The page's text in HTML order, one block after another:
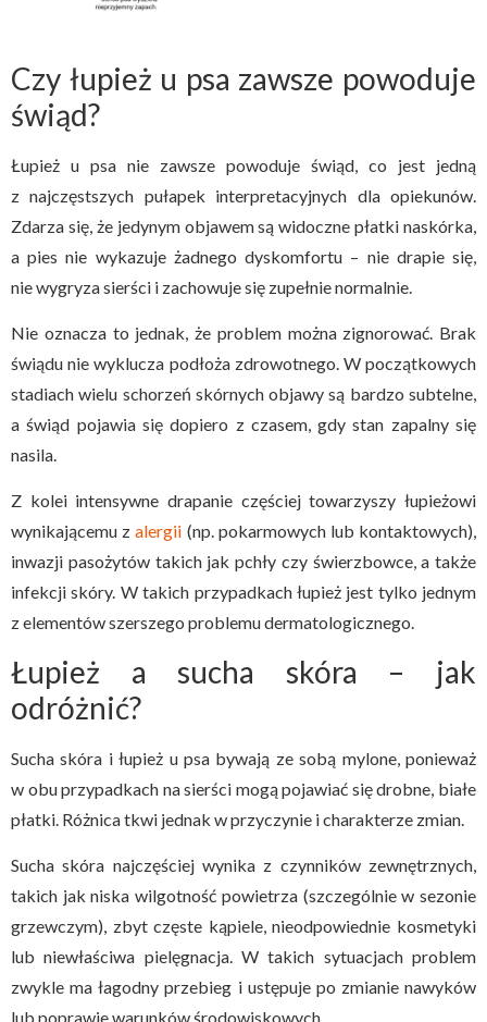
Czy łupież u psa zawsze powoduje
świąd?
Łupież u psa nie zawsze powoduje świąd, co jest jedną
z najczęstszych pułapek interpretacyjnych dla opiekunów.
Zdarza się, że jedynym objawem są widoczne płatki naskórka,
a pies nie wykazuje żadnego dyskomfortu – nie drapie się,
nie wygryza sierści i zachowuje się zupełnie normalnie.
Nie oznacza to jednak, że problem można zignorować. Brak
świądu nie wyklucza podłoża zdrowotnego. W początkowych
stadiach wielu schorzeń skórnych objawy są bardzo subtelne,
a świąd pojawia się dopiero z czasem, gdy stan zapalny się
nasila.
Z kolei intensywne drapanie częściej towarzyszy łupieżowi
wynikającemu zalergii (np. pokarmowych lub kontaktowych),
inwazji pasożytów takich jak pchły czy świerzbowce, a także
infekcji skóry. W takich przypadkach łupież jest tylko jednym
z elementów szerszego problemu dermatologicznego.
Łupież a sucha skóra – jak
odróżnić?
Sucha skóra i łupież u psa bywają ze sobą mylone, ponieważ
w obu przypadkach na sierści mogą pojawiać się drobne, białe
płatki. Różnica tkwi jednak w przyczynie i charakterze zmian.
Sucha skóra najczęściej wynika z czynników zewnętrznych,
takich jak niska wilgotność powietrza (szczególnie w sezonie
grzewczym), zbyt częste kąpiele, nieodpowiednie kosmetyki
lub niewłaściwa pielęgnacja. W takich sytuacjach problem
zwykle ma łagodny przebieg i ustępuje po zmianie nawyków
lub poprawie warunków środowiskowych.